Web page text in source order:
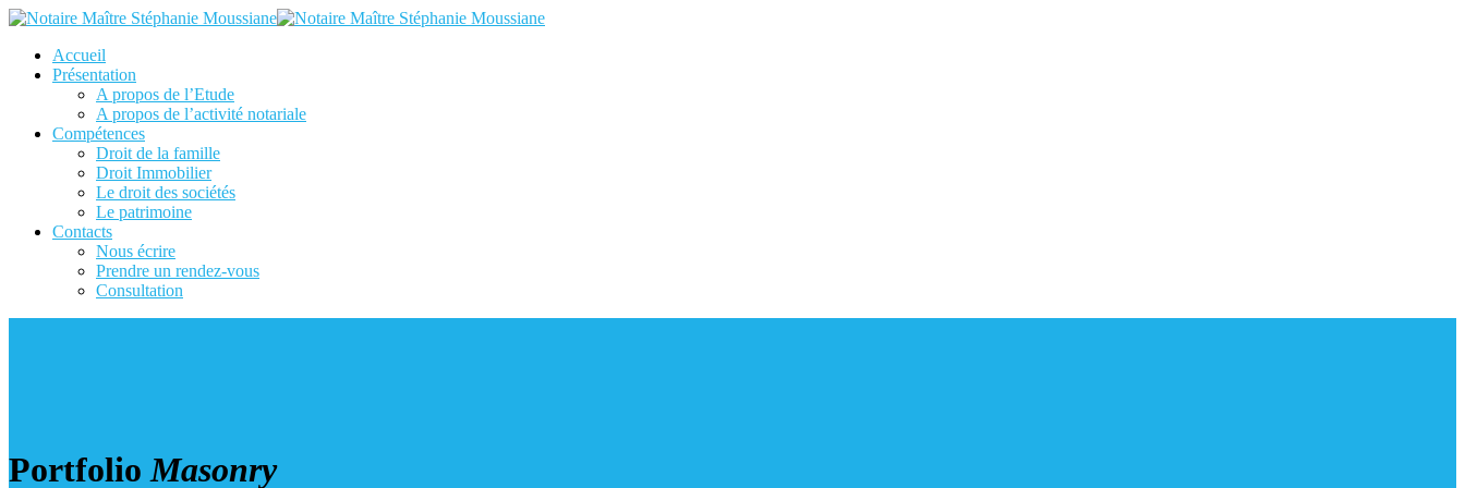
Accueil
Présentation
A propos de l’Etude
A propos de l’activité notariale
Compétences
Droit de la famille
Droit Immobilier
Le droit des sociétés
Le patrimoine
Contacts
Nous écrire
Prendre un rendez-vous
Consultation
PortfolioMasonry